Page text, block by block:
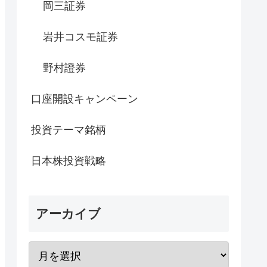
岡三証券
岩井コスモ証券
野村證券
口座開設キャンペーン
投資テーマ銘柄
日本株投資戦略
アーカイブ